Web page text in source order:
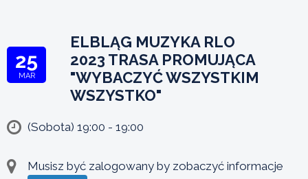
25
MAR
ELBLĄG MUZYKA RLO
2023 TRASA PROMUJĄCA
"WYBACZYĆ WSZYSTKIM
WSZYSTKO"
(Sobota) 19:00 - 19:00
Musisz być zalogowany by zobaczyć informacje